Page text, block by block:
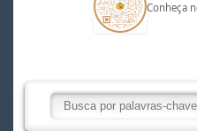
Conheça